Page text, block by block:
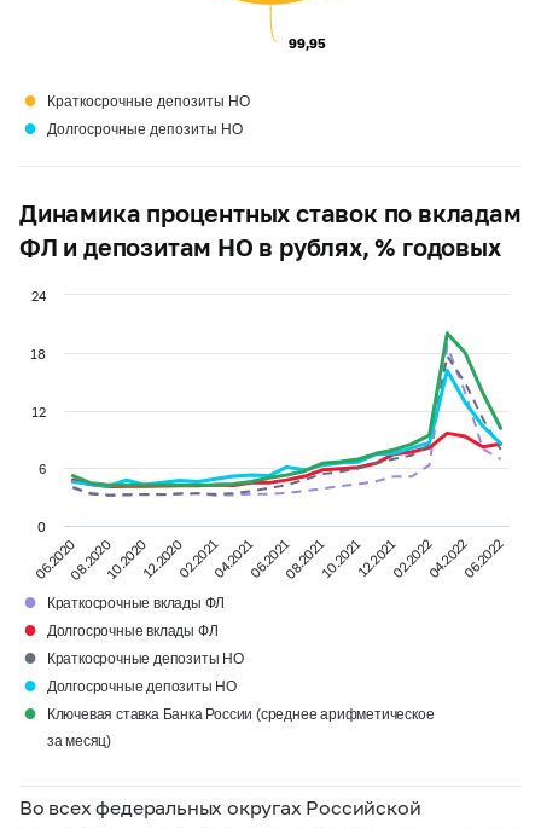
99,95
99,95
● Краткосрочные депозиты НО
● Долгосрочные депозиты НО
Динамика процентных ставок по вкладам
ФЛ и депозитам НО в рублях, % годовых
06.202008.202010.202012.202002.202104.202106.202108.202110.202112.202102.202204.202206.2022
0
6
12
18
24
● Краткосрочные вклады ФЛ
● Долгосрочные вклады ФЛ
● Краткосрочные депозиты НО
● Долгосрочные депозиты НО
●
Ключевая ставка Банка России (среднее арифметическое
за месяц)
Во всех федеральных округах Российской